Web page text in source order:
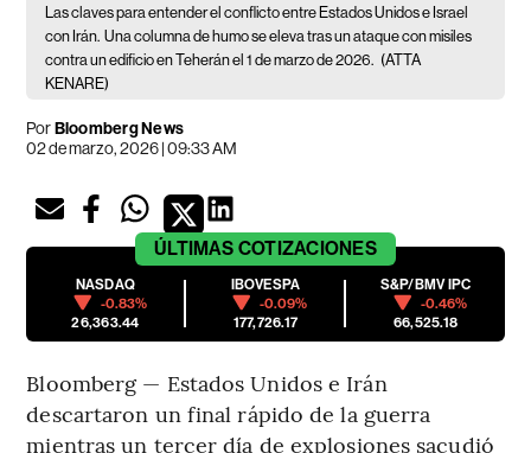
Las claves para entender el conflicto entre Estados Unidos e Israel
con Irán. Una columna de humo se eleva tras un ataque con misiles
contra un edificio en Teherán el 1 de marzo de 2026. (ATTA
KENARE)
PorBloomberg News
02 de marzo, 2026 | 09:33 AM
ÚLTIMAS COTIZACIONES
NASDAQ
-0.83%
26,363.44
IBOVESPA
-0.09%
177,726.17
S&P/BMV IPC
-0.46%
66,525.18
Bloomberg — Estados Unidos e Irán
descartaron un final rápido de la guerra
mientras un tercer día de explosiones sacudió